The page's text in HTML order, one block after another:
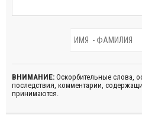
ВНИМАНИЕ: Оскорбительные слова,
последствия, комментарии,
принимаются.